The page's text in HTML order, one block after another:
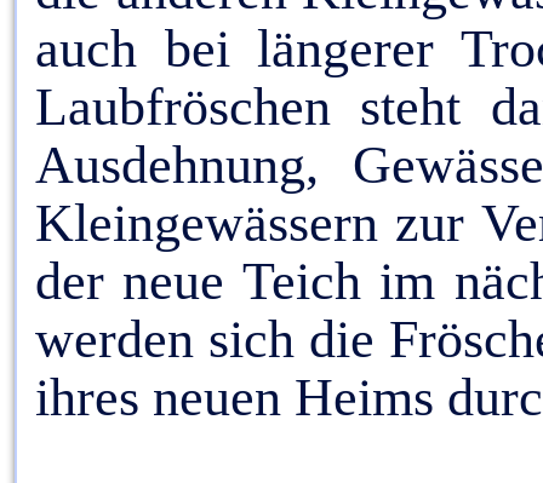
auch bei längerer
Laubfröschen steht
Ausdehnung,
Kleingewässern zur
der neue Teich im
werden sich die
ihres neuen Heims